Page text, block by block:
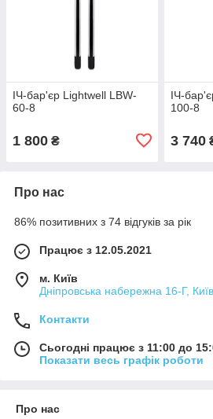
ІЧ-бар'єр Lightwell LBW-
60-8
1 800 ₴
ІЧ-
100-8
3 740
Про нас
86% позитивних з 74 відгуків за рік
Працює з 12.05.2021
м. Київ
Дніпровська набережна 16-Г,
Контакти
Сьогодні працює з 11:00 до
Показати весь графік роботи
Про нас